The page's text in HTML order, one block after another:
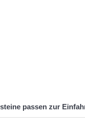
passen zur